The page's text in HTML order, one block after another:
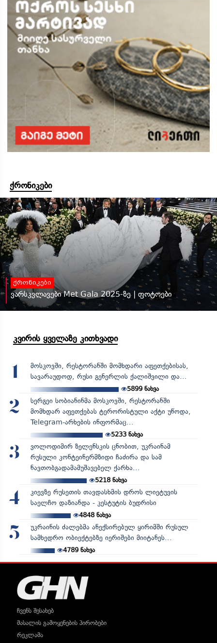
ქრონიკები
ქრონიკები
ვარსკვლავები Met Gala 2025-ზე | ფოტოები
კვირის ყველაზე კითხვადი
1
მოსკოვში, რესტორანში მომხდარი აფეთქებისას,
სავარაუდოდ, რუსი გენერლის ქალიშვილი და...
5899 ნახვა
2
სერგეი სობიანინმა მოსკოვში, რესტორანში
მომხდარ აფეთქებას ტერორისტული აქტი უწოდა,
Telegram-არხების ინფორმაც...
5233ნახვა
3
ვოლოდიმირ ზელენსკის ცნობით, უკრაინამ
რუსული კონტეინერმზიდი ჩაძირა და სამ
ნავთობგადამამუშავებელ ქარხა...
5218ნახვა
4
კიევზე რუსეთის თავდასხმის დროს ლიეტუვის
საელჩო დაზიანდა - კესტუტის ბუდრისი
4848ნახვა
5
უკრაინის ძალებმა ანექსირებულ ყირიმში რუსულ
სამხედრო ობიექტებზე იერიშები მიიტანეს...
4789ნახვა
ჩვენს შესახებ
მასალის გამოყენების პირობები
რეკლამა